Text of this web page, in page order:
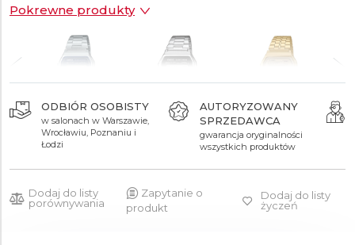
Pokrewne produkty
199 zł 296 zł
ODBIÓR OSOBISTY
w salonach w Warszawie,
Wrocławiu, Poznaniu i
Łodzi
AUTORYZOWANY
SPRZEDAWCA
gwarancja oryginalności
wszystkich produktów
Dodaj do listy
porównywania
Zapytanie o
produkt
Dodaj do listy
życzeń